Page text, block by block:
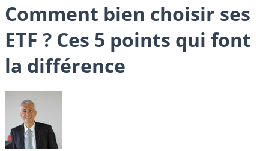
Comment bien choisir ses
ETF ? Ces 5 points qui font
la différence